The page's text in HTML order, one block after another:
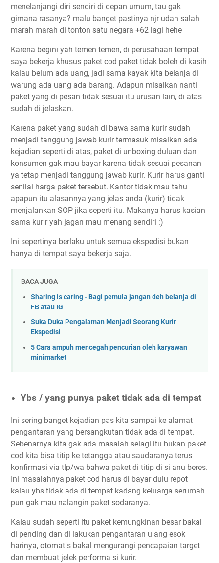
menelanjangi diri sendiri di depan umum, tau gak
gimana rasanya? malu banget pastinya njr udah salah
marah marah di tonton satu negara +62 lagi hehe
Karena begini yah temen temen, di perusahaan tempat
saya bekerja khusus paket cod paket tidak boleh di kasih
kalau belum ada uang, jadi sama kayak kita belanja di
warung ada uang ada barang. Adapun misalkan nanti
paket yang di pesan tidak sesuai itu urusan lain, di atas
sudah di jelaskan.
Karena paket yang sudah di bawa sama kurir sudah
menjadi tanggung jawab kurir termasuk misalkan ada
kejadian seperti di atas, paket di unboxing duluan dan
konsumen gak mau bayar karena tidak sesuai pesanan
ya tetap menjadi tanggung jawab kurir. Kurir harus ganti
senilai harga paket tersebut. Kantor tidak mau tahu
apapun itu alasannya yang jelas anda (kurir) tidak
menjalankan SOP jika seperti itu. Makanya harus kasian
sama kurir yah jagan mau menang sendiri :)
Ini sepertinya berlaku untuk semua ekspedisi bukan
hanya di tempat saya bekerja saja.
BACA JUGA
Sharing is caring - Bagi pemula jangan deh belanja di
FB atau IG
Suka Duka Pengalaman Menjadi Seorang Kurir
Ekspedisi
5 Cara ampuh mencegah pencurian oleh karyawan
minimarket
Ybs / yang punya paket tidak ada di tempat
Ini sering banget kejadian pas kita sampai ke alamat
pengantaran yang bersangkutan tidak ada di tempat.
Sebenarnya kita gak ada masalah selagi itu bukan paket
cod kita bisa titip ke tetangga atau saudaranya terus
konfirmasi via tlp/wa bahwa paket di titip di si anu beres.
Ini masalahnya paket cod harus di bayar dulu repot
kalau ybs tidak ada di tempat kadang keluarga serumah
pun gak mau nalangin paket sodaranya.
Kalau sudah seperti itu paket kemungkinan besar bakal
di pending dan di lakukan pengantaran ulang esok
harinya, otomatis bakal mengurangi pencapaian target
dan membuat jelek performa si kurir.